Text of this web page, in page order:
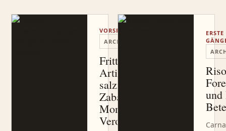
VORSPEISEN
ARCHIV
Frittierte
Artischocke,
salziger
Zabaglione,
Monte
Veronese
ERSTE
und
Bete